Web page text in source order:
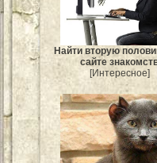
Найти вторую
сайте
[Интересное]